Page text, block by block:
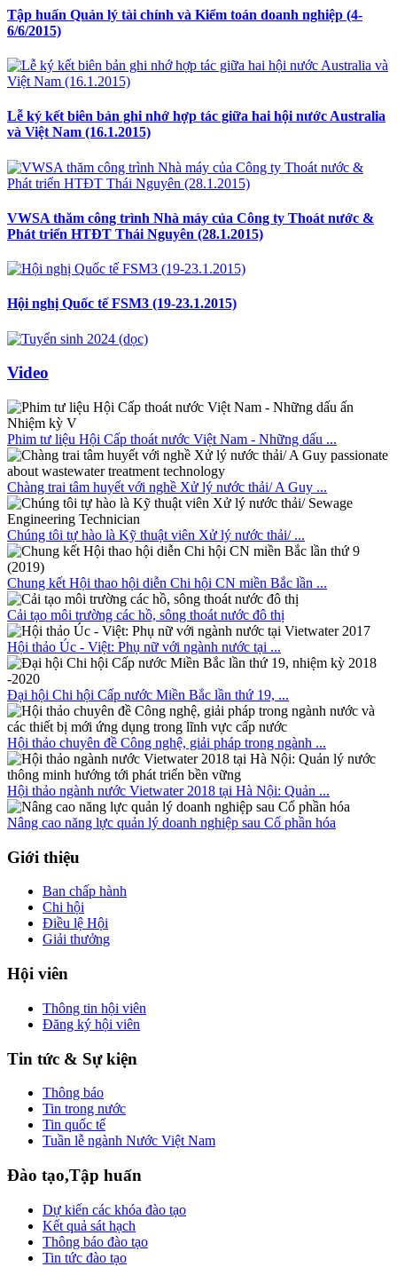
Tập huấn Quản lý tài chính và Kiểm toán doanh nghiệp (4-
6/6/2015)
Lễ ký kết biên bản ghi nhớ hợp tác giữa hai hội nước Australia
và Việt Nam (16.1.2015)
VWSA thăm công trình Nhà máy của Công ty Thoát nước &
Phát triển HTĐT Thái Nguyên (28.1.2015)
Hội nghị Quốc tế FSM3 (19-23.1.2015)
Video
Phim tư liệu Hội Cấp thoát nước Việt Nam - Những dấu ...
Chàng trai tâm huyết với nghề Xử lý nước thải/ A Guy ...
Chúng tôi tự hào là Kỹ thuật viên Xử lý nước thải/ ...
Chung kết Hội thao hội diễn Chi hội CN miền Bắc lần ...
Cải tạo môi trường các hồ, sông thoát nước đô thị
Hội thảo Úc - Việt: Phụ nữ với ngành nước tại ...
Đại hội Chi hội Cấp nước Miền Bắc lần thứ 19, ...
Hội thảo chuyên đề Công nghệ, giải pháp trong ngành ...
Hội thảo ngành nước Vietwater 2018 tại Hà Nội: Quản ...
Nâng cao năng lực quản lý doanh nghiệp sau Cổ phần hóa
Giới thiệu
Ban chấp hành
Chi hội
Điều lệ Hội
Giải thưởng
Hội viên
Thông tin hội viên
Đăng ký hội viên
Tin tức & Sự kiện
Thông báo
Tin trong nước
Tin quốc tế
Tuần lễ ngành Nước Việt Nam
Đào tạo,Tập huấn
Dự kiến các khóa đào tạo
Kết quả sát hạch
Thông báo đào tạo
Tin tức đào tạo